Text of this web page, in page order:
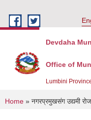
Devdaha
Office of
Lumbini
You are here
Home » नगरप्रमुखसंग उद्यमी